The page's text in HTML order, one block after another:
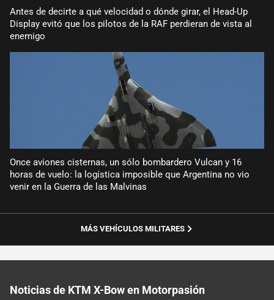
Antes de decirte a qué velocidad o dónde girar, el Head-Up
Display evitó que los pilotos de la RAF perdieran de vista al
enemigo
Once aviones cisternas, un sólo bombardero Vulcan y 16
horas de vuelo: la logística imposible que Argentina no vio
venir en la Guerra de las Malvinas
MÁS VEHÍCULOS MILITARES
Noticias de KTM X-Bow en Motorpasión